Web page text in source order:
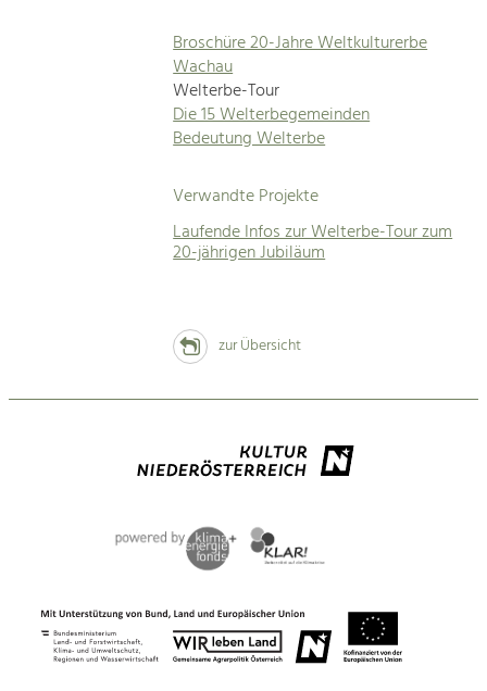
Broschüre 20-Jahre Weltkulturerbe
Wachau
Welterbe-Tour
Die 15 Welterbegemeinden
Bedeutung Welterbe
Verwandte Projekte
Laufende Infos zur Welterbe-Tour zum
20-jährigen Jubiläum
zur Übersicht